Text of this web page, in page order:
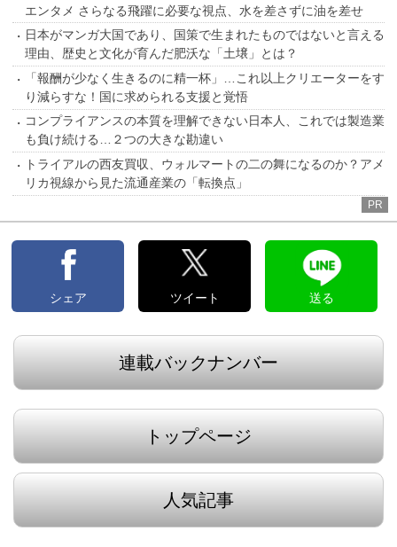
エンタメ さらなる飛躍に必要な視点、水を差さずに油を差せ
日本がマンガ大国であり、国策で生まれたものではないと言える
理由、歴史と文化が育んだ肥沃な「土壌」とは？
「報酬が少なく生きるのに精一杯」…これ以上クリエーターをす
り減らすな！国に求められる支援と覚悟
コンプライアンスの本質を理解できない日本人、これでは製造業
も負け続ける…２つの大きな勘違い
トライアルの西友買収、ウォルマートの二の舞になるのか？アメ
リカ視線から見た流通産業の「転換点」
PR
シェア ツイート 送る
連載バックナンバー
トップページ
人気記事